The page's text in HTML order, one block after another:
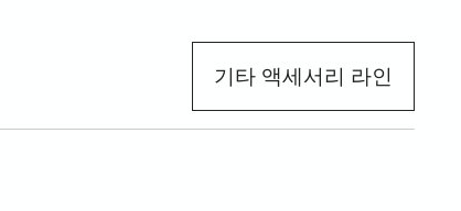
기타 액세서리 라인